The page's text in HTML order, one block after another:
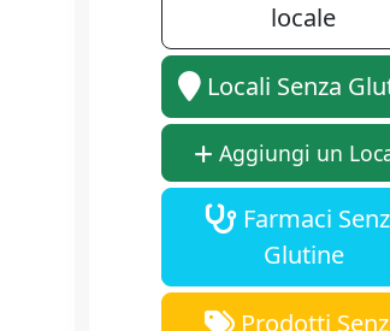
locale
Locali Senza
Aggiungi un
Farmaci
Glutine
Prodotti